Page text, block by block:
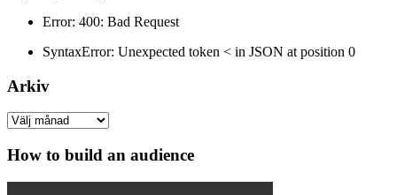
Error: 400: Bad Request
SyntaxError: Unexpected token < in JSON at position 0
Arkiv
Arkiv
How to build an audience